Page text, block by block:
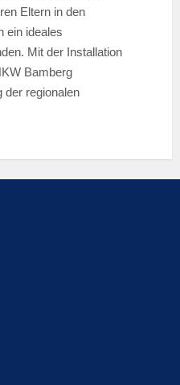
Eltern in den
ein ideales
Mit der Installation
Bamberg
der regionalen